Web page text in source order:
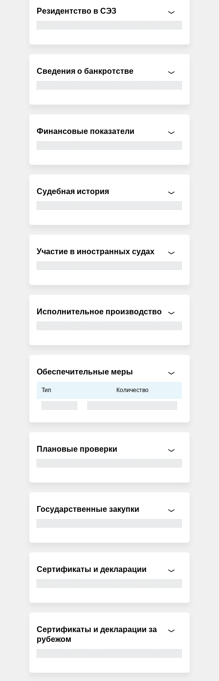
Резидентство в СЭЗ
Сведения о банкротстве
Финансовые показатели
Судебная история
Участие в иностранных судах
Исполнительное производство
Обеспечительные меры
Тип Количество
Плановые проверки
Государственные закупки
Сертификаты и декларации
Сертификаты и декларации за
рубежом